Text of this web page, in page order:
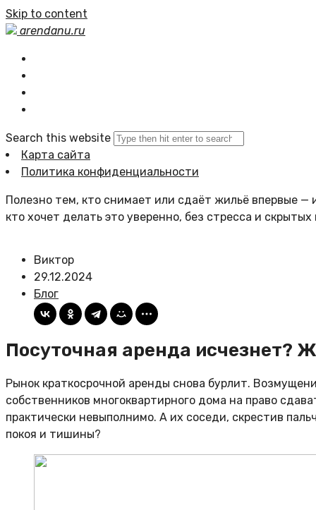
Skip to content
arendanu.ru
Search this website
Карта сайта
Политика конфиденциальности
Полезно тем, кто снимает или сдаёт жильё впервые —
кто хочет делать это уверенно, без стресса и
Виктор
29.12.2024
Блог
Посуточная аренда исчезнет?
Рынок краткосрочной аренды снова бурлит.
собственников многоквартирного дома на право
практически невыполнимо. А их соседи, скрестив
покоя и тишины?